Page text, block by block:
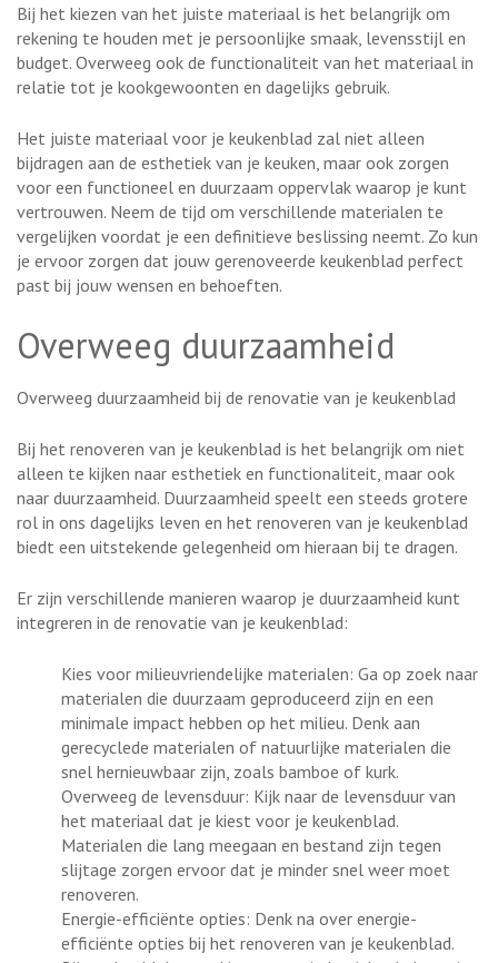
Bij het kiezen van het juiste materiaal is het belangrijk om
rekening te houden met je persoonlijke smaak, levensstijl en
budget. Overweeg ook de functionaliteit van het materiaal in
relatie tot je kookgewoonten en dagelijks gebruik.
Het juiste materiaal voor je keukenblad zal niet alleen
bijdragen aan de esthetiek van je keuken, maar ook zorgen
voor een functioneel en duurzaam oppervlak waarop je kunt
vertrouwen. Neem de tijd om verschillende materialen te
vergelijken voordat je een definitieve beslissing neemt. Zo kun
je ervoor zorgen dat jouw gerenoveerde keukenblad perfect
past bij jouw wensen en behoeften.
Overweeg duurzaamheid
Overweeg duurzaamheid bij de renovatie van je keukenblad
Bij het renoveren van je keukenblad is het belangrijk om niet
alleen te kijken naar esthetiek en functionaliteit, maar ook
naar duurzaamheid. Duurzaamheid speelt een steeds grotere
rol in ons dagelijks leven en het renoveren van je keukenblad
biedt een uitstekende gelegenheid om hieraan bij te dragen.
Er zijn verschillende manieren waarop je duurzaamheid kunt
integreren in de renovatie van je keukenblad:
Kies voor milieuvriendelijke materialen: Ga op zoek naar
materialen die duurzaam geproduceerd zijn en een
minimale impact hebben op het milieu. Denk aan
gerecyclede materialen of natuurlijke materialen die
snel hernieuwbaar zijn, zoals bamboe of kurk.
Overweeg de levensduur: Kijk naar de levensduur van
het materiaal dat je kiest voor je keukenblad.
Materialen die lang meegaan en bestand zijn tegen
slijtage zorgen ervoor dat je minder snel weer moet
renoveren.
Energie-efficiënte opties: Denk na over energie-
efficiënte opties bij het renoveren van je keukenblad.